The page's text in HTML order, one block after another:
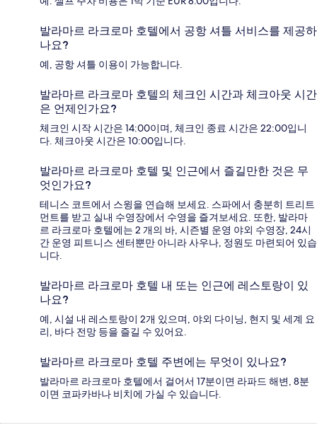
발라마르 라크로마 호텔에서 공항 셔틀 서비스를 제공하
나요?
예, 공항 셔틀 이용이 가능합니다.
발라마르 라크로마 호텔의 체크인 시간과 체크아웃 시간
은 언제인가요?
체크인 시작 시간은 14:00이며, 체크인 종료 시간은 22:00입니
다. 체크아웃 시간은 10:00입니다.
발라마르 라크로마 호텔 및 인근에서 즐길만한 것은 무
엇인가요?
테니스 코트에서 스윙을 연습해 보세요. 스파에서 충분히 트리트
먼트를 받고 실내 수영장에서 수영을 즐겨보세요. 또한, 발라마
르 라크로마 호텔에는 2 개의 바, 시즌별 운영 야외 수영장, 24시
간 운영 피트니스 센터뿐만 아니라 사우나, 정원도 마련되어 있습
니다.
발라마르 라크로마 호텔 내 또는 인근에 레스토랑이 있
나요?
예, 시설 내 레스토랑이 2개 있으며, 야외 다이닝, 현지 및 세계 요
리, 바다 전망 등을 즐길 수 있어요.
발라마르 라크로마 호텔 주변에는 무엇이 있나요?
발라마르 라크로마 호텔에서 걸어서 17분이면 라파드 해변, 8분
이면 코파카바나 비치에 가실 수 있습니다.